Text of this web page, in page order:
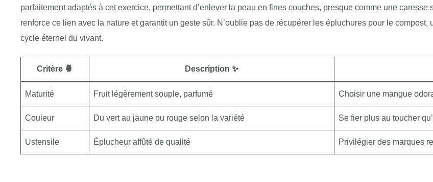
parfaitement adaptés à cet exercice, permettant d’enlever la peau en fines couches, presque comme une
renforce ce lien avec la nature et garantit un geste sûr. N’oublie pas de récupérer les épluchures pour le
cycle éternel du vivant.
Critère 🍍 Description ✨
Maturité Fruit légèrement souple, parfumé Choisir une mangue
Couleur Du vert au jaune ou rouge selon la variété Se fier plus au toucher
Ustensile Éplucheur affûté de qualité Privilégier des marques